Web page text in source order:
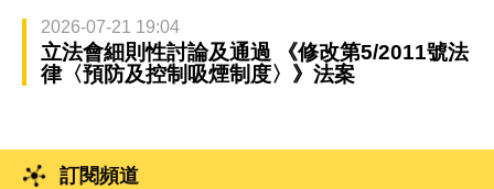
2026-07-21 19:04
立法會細則性討論及通過 《修改第5/2011號法
律〈預防及控制吸煙制度〉》法案
訂閱頻道